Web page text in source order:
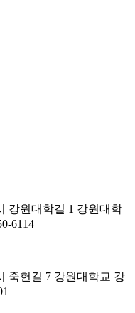
강원대학길 1 강원대학
6114
죽헌길 7 강원대학교 강